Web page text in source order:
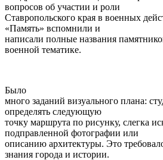
вопросов об участии и роли
Ставропольского края в военных
«Память» вспомнили и
написали полные названия
военной тематике.
Было
много заданий визуального плана:
определять следующую
точку маршрута по рисунку, слегка
подправленной фотографии или
описанию архитектуры. Это
знания города и истории.